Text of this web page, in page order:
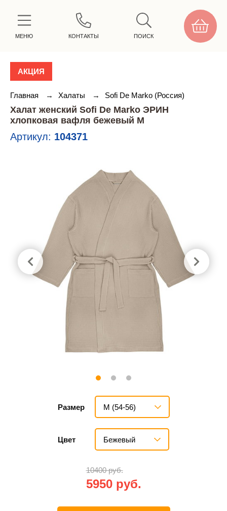
МЕНЮ КОНТАКТЫ ПОИСК
АКЦИЯ
Главная → Халаты → Sofi De Marko (Россия)
Халат женский Sofi De Marko ЭРИН
хлопковая вафля бежевый M
Артикул: 104371
Размер M (54-56)
Цвет Бежевый
10400 руб.
5950 руб.